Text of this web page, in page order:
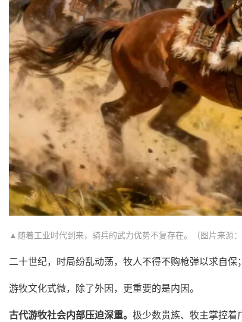
▲随着工业时代到来，骑兵的武力优势不复存在。（图片来源：
二十世纪，时局纷乱动荡，牧人不得不购枪弹以求自
游牧文化式微，除了外因，更重要的是内因。
古代游牧社会内部压迫深重。 极少数贵族、牧主掌控着